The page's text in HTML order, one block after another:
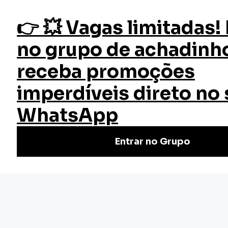
fazer login
Início Cursos Cursos Gratuitos Gestão de Compras
Curso Gestão de Compras
Faça o Curso de Gestão de Compras Online Gratuito |
Certificado válido em todo Brasil. Não perca tempo, venha
conferir. Cursos rápidos e de qualidade.